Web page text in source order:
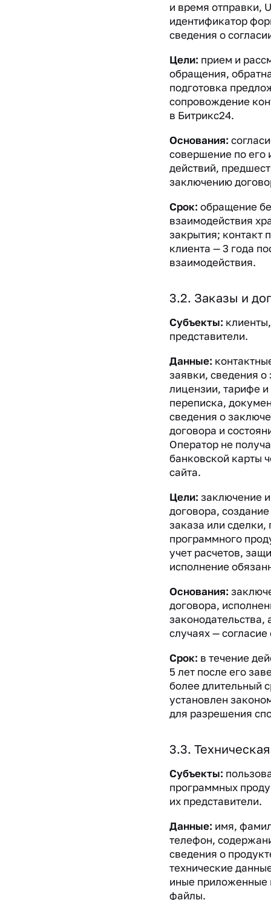
и время отправки,
идентификатор
сведения о
Цели: прием и
обращения,
подготовка
сопровождение
в Битрикс24.
Основания:
совершение по его
действий,
заключению
Срок: обращение
взаимодействия
закрытия; контакт
клиента — 3 года
взаимодействия.
3.2. Заказы и
Субъекты:
представители.
Данные:
заявки, сведения о
лицензии, тарифе и
переписка,
сведения о
договора и
Оператор не
банковской карты
сайта.
Цели: заключение
договора,
заказа или сделки,
программного
учет расчетов,
исполнение
Основания:
договора,
случаях — согласие
Срок: в течение
5 лет после его
более длительный
установлен
для разрешения
3.3.
Субъекты:
программных
их представители.
Данные: имя,
телефон,
сведения о
технические
иные приложенные
файлы.